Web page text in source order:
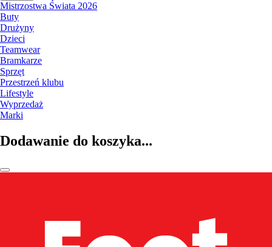
Mistrzostwa Świata 2026
Buty
Drużyny
Dzieci
Teamwear
Bramkarze
Sprzęt
Przestrzeń klubu
Lifestyle
Wyprzedaż
Marki
Dodawanie do koszyka...